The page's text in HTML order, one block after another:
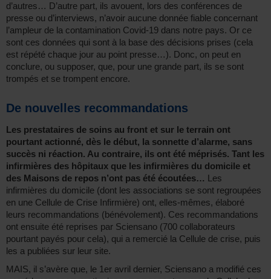
d’autres… D’autre part, ils avouent, lors des conférences de
presse ou d’interviews, n’avoir aucune donnée fiable concernant
l’ampleur de la contamination Covid-19 dans notre pays. Or ce
sont ces données qui sont à la base des décisions prises (cela
est répété chaque jour au point presse…). Donc, on peut en
conclure, ou supposer, que, pour une grande part, ils se sont
trompés et se trompent encore.
De nouvelles recommandations
Les prestataires de soins au front et sur le terrain ont
pourtant actionné, dès le début, la sonnette d’alarme, sans
succès ni réaction. Au contraire, ils ont été méprisés. Tant les
infirmières des hôpitaux que les infirmières du domicile et
des Maisons de repos n’ont pas été écoutées… Les
infirmières du domicile (dont les associations se sont regroupées
en une Cellule de Crise Infirmière) ont, elles-mêmes, élaboré
leurs recommandations (bénévolement). Ces recommandations
ont ensuite été reprises par Sciensano (700 collaborateurs
pourtant payés pour cela), qui a remercié la Cellule de crise, puis
les a publiées sur leur site.
MAIS, il s’avère que, le 1er avril dernier, Sciensano a modifié ces